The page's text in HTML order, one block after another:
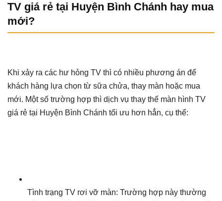
TV giá rẻ tại Huyện Bình Chánh hay mua
mới?
Khi xảy ra các hư hỏng TV thì có nhiều phương án để
khách hàng lựa chọn từ sữa chửa, thay màn hoặc mua
mới. Một số trường hợp thì dịch vụ thay thế màn hình TV
giá rẻ tại Huyện Bình Chánh tối ưu hơn hẳn, cụ thể:
Tình trạng TV rơi vỡ màn: Trường hợp này thường